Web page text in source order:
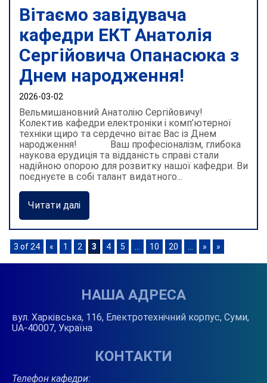
Вітаємо завідувача
кафедри ЕКТ Анатолія
Сергійовича Опанасюка з
Днем народження!
2026-03-02
Вельмишановний Анатолію Сергійовичу!
Колектив кафедри електроніки і комп’ютерної
техніки щиро та сердечно вітає Вас із Днем
народження! Ваш професіоналізм, глибока
наукова ерудиція та відданість справі стали
надійною опорою для розвитку нашої кафедри. Ви
поєднуєте в собі талант видатного...
Читати далі
3 of 24 « 1 2 3 4 5 10 20 » »
НАША АДРЕСА
вул. Харківська, 116, Електротехнічний корпус, Суми,
UA-40007, Україна
КОНТАКТИ
Телефон кафедри: